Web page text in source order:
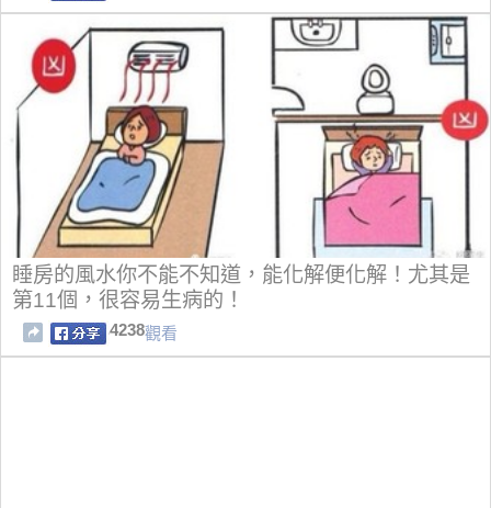
睡房的風水你不能不知道，能化解便化解！尤其是
第11個，很容易生病的！
4238觀看